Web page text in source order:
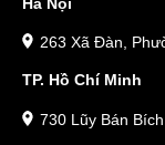
263 Xã Đàn,
TP. Hồ Chí Minh
730 Lũy Bán